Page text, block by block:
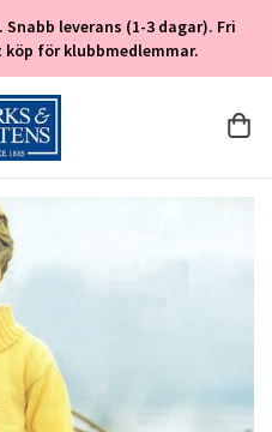
leverans (1-3 dagar). Fri
köp för klubbmedlemmar.